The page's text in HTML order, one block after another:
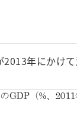
年にかけ